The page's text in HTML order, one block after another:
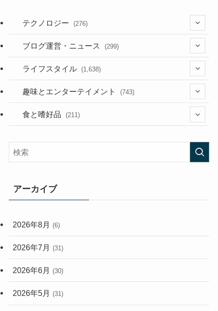
テクノロジー (276)
(36)
(187)
ブログ運営・ニュース (299)
(118)
(181)
ライフスタイル (1,638)
(394)
(282)
(33)
(248)
趣味とエンターテイメント (743)
(56)
食と嗜好品 (211)
アーカイブ
2026年8月 (6)
2026年7月 (31)
2026年6月 (30)
2026年5月 (31)